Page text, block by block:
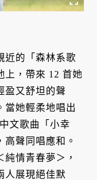
近的「森林系歌
上，帶來 12 首她
盈又舒坦的聲
當她輕柔地唱出
文歌曲「小幸
聲同唱應和。
情青春夢＞，
人展現絕佳默